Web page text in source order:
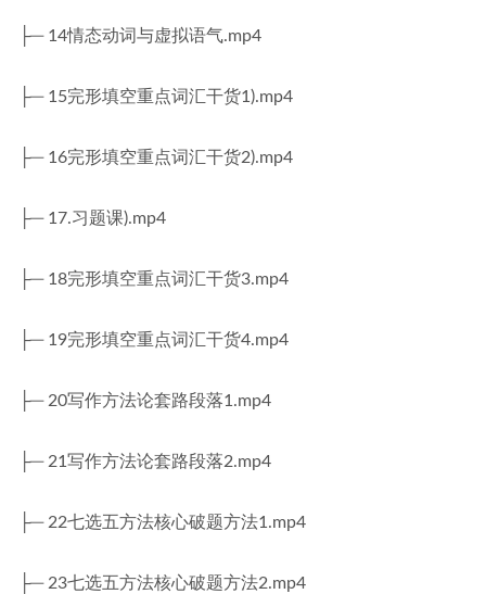
├─ 14情态动词与虚拟语气.mp4
├─ 15完形填空重点词汇干货1).mp4
├─ 16完形填空重点词汇干货2).mp4
├─ 17.习题课).mp4
├─ 18完形填空重点词汇干货3.mp4
├─ 19完形填空重点词汇干货4.mp4
├─ 20写作方法论套路段落1.mp4
├─ 21写作方法论套路段落2.mp4
├─ 22七选五方法核心破题方法1.mp4
├─ 23七选五方法核心破题方法2.mp4